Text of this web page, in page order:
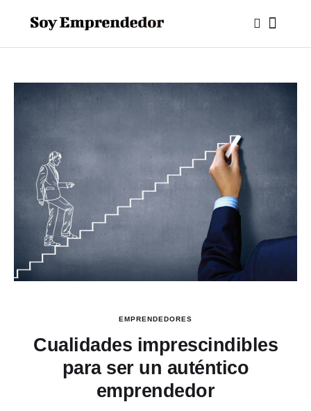
EMPRENDEDORES
Cualidades imprescindibles
para ser un auténtico
emprendedor